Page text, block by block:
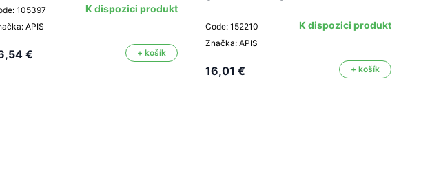
105397
APIS
K dispozici produkt
€ + košík
Code: 152210
Značka: APIS
K dispozici produkt
16,01 € + košík